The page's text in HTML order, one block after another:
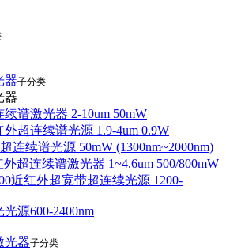
器子分类
器
谱激光器 2-10um 50mW
超连续谱光源 1.9-4um 0.9W
连续谱光源 50mW (1300nm~2000nm)
外超连续谱激光器 1~4.6um 500/800mW
近红外超宽带超连续光源 1200-
源600-2400nm
光器子分类